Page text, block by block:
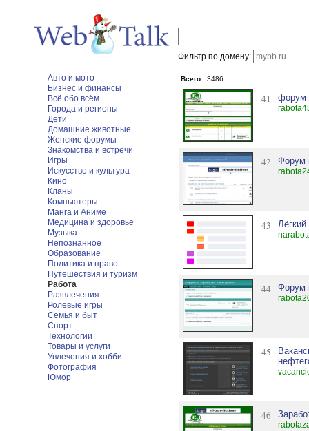
Фильтр по домену:
Авто и мото
Бизнес и финансы
Всё обо всём
Города и регионы
Дети
Домашние животные
Женские форумы
Знакомства и встречи
Игры
Искусство и культура
Кино
Кланы
Компьютеры
Манга и Аниме
Медицина и здоровье
Музыка
Непознанное
Образование
Политика и право
Путешествия и туризм
Работа
Развлечения
Ролевые игры
Семья и быт
Спорт
Технологии
Товары и услуги
Увлечения и хобби
Фотография
Юмор
Всего: 3486
41 форум
42 Форум
43
44 Форум
45
46